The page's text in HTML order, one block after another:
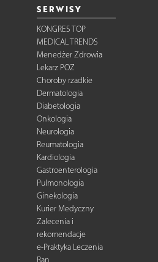
SERWISY
KONGRES TOP
MEDICAL TRENDS
Menedżer Zdrowia
Lekarz POZ
Choroby rzadkie
Dermatologia
Diabetologia
Onkologia
Neurologia
Reumatologia
Kardiologia
Gastroenterologia
Pulmonologia
Ginekologia
Kurier Medyczny
Zalecenia i
rekomendacje
e-Praktyka Leczenia
Ran